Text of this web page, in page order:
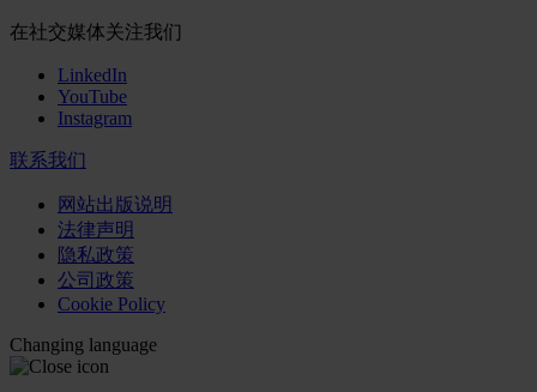
在社交媒体关注我们
LinkedIn
YouTube
Instagram
联系我们
网站出版说明
法律声明
隐私政策
公司政策
Cookie Policy
Changing language